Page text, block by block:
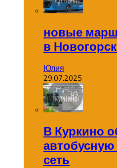
новые
в
Юлия
29.07.2025
В Куркино
сеть